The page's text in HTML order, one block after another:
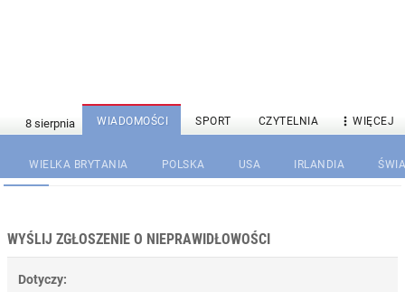
WIADOMOŚCI SPORT CZYTELNIA  WIĘCEJ
WIELKA BRYTANIA POLSKA USA IRLANDIA
WYŚLIJ ZGŁOSZENIE O NIEPRAWIDŁOWOŚCI
Dotyczy: